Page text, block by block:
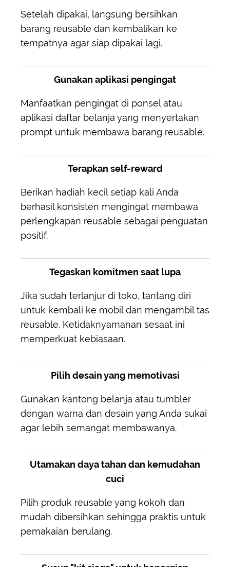
Setelah dipakai, langsung bersihkan
barang reusable dan kembalikan ke
tempatnya agar siap dipakai lagi.
Gunakan aplikasi pengingat
Manfaatkan pengingat di ponsel atau
aplikasi daftar belanja yang menyertakan
prompt untuk membawa barang reusable.
Terapkan self-reward
Berikan hadiah kecil setiap kali Anda
berhasil konsisten mengingat membawa
perlengkapan reusable sebagai penguatan
positif.
Tegaskan komitmen saat lupa
Jika sudah terlanjur di toko, tantang diri
untuk kembali ke mobil dan mengambil tas
reusable. Ketidaknyamanan sesaat ini
memperkuat kebiasaan.
Pilih desain yang memotivasi
Gunakan kantong belanja atau tumbler
dengan warna dan desain yang Anda sukai
agar lebih semangat membawanya.
Utamakan daya tahan dan kemudahan
cuci
Pilih produk reusable yang kokoh dan
mudah dibersihkan sehingga praktis untuk
pemakaian berulang.